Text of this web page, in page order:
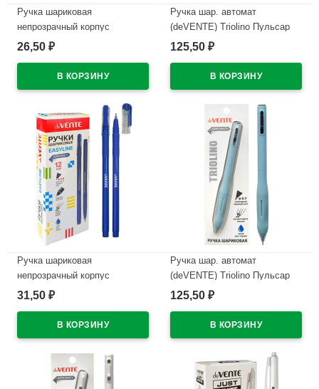
Ручка шариковая
непрозрачный корпус
(deVENTE) Простые линии
игла красный корпус
арт.5073628
В наличии
26,50 ₽
Ручка шар. автомат
(deVENTE) Triolino Пульсар
(Pulsar) н/
арт.5070611 (Ст12)
125,50 ₽
Ручка шариковая
непрозрачный корпус
(deVENTE) Простые линии
синий корпус арт.5073626
31,50 ₽
Ручка шар. автомат
(deVENTE) Triolino Пульсар
(Pulsar) н/
арт.5070610 (Ст12)
125,50 ₽